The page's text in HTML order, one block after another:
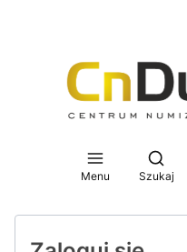
Menu Szukaj